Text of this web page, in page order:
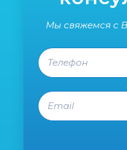
Мы свяжемся с
Телефон
Email